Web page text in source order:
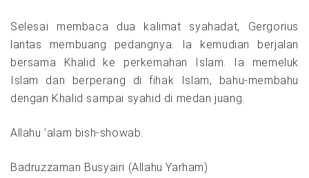
Selesai membaca dua kalimat syahadat, Gergorius
lantas membuang pedangnya. Ia kemudian berjalan
bersama Khalid ke perkemahan Islam. Ia memeluk
Islam dan berperang di fihak Islam, bahu-membahu
dengan Khalid sampai syahid di medan juang.
Allahu ’alam bish-showab.
Badruzzaman Busyairi (Allahu Yarham)